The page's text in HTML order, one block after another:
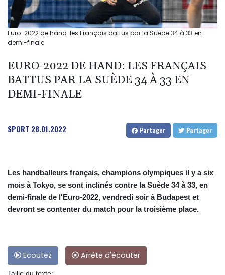
Euro-2022 de hand: les Français battus par la Suède 34 à 33 en
demi-finale
EURO-2022 DE HAND: LES FRANÇAIS
BATTUS PAR LA SUÈDE 34 À 33 EN
DEMI-FINALE
SPORT 28.01.2022 Partager Partager
Les handballeurs français, champions olympiques il y a six
mois à Tokyo, se sont inclinés contre la Suède 34 à 33, en
demi-finale de l'Euro-2022, vendredi soir à Budapest et
devront se contenter du match pour la troisième place.
Ecoutez Arrête d'écouter
Taille du texte: